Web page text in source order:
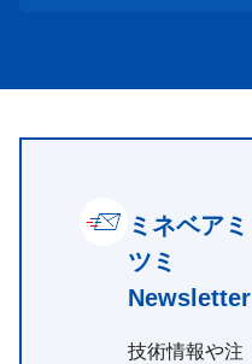
ミネベアミ
ツミ
Newsletter
技術情報や注